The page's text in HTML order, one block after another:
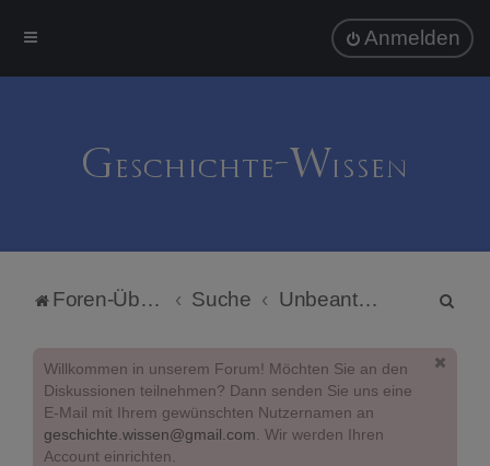
Anmelden
Foren-Übersicht Suche Unbeantwortete Themen
Willkommen in unserem Forum! Möchten Sie an den
Diskussionen teilnehmen? Dann senden Sie uns eine
E-Mail mit Ihrem gewünschten Nutzernamen an
geschichte.wissen@gmail.com. Wir werden Ihren
Account einrichten.